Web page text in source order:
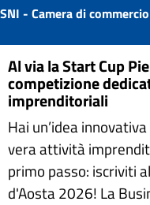
SNI - Camera di
Al via la Start Cup
competizione
imprenditoriali
Hai un’idea
vera attività
primo passo: iscriviti
d'Aosta 2026! La